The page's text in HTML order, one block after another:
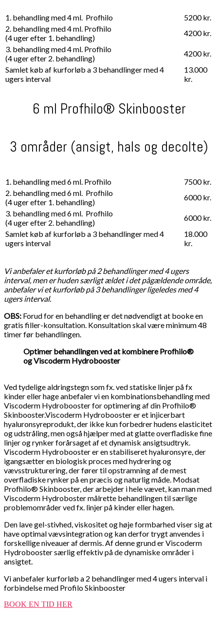
1. behandling med 4 ml. Profhilo
5200 kr.
2. behandling med 4 ml. ​Profhilo
(4 uger efter 1. behandling)
4200 kr.
3. behandling med 4 ml. ​Profhilo
(4 uger efter 2. behandling)
4200 kr.
Samlet køb af kurforløb a 3 behandlinger med 4
ugers interval
13.000
kr.
6 ml Profhilo® Skinbooster
3 områder (ansigt, hals og decolte)
1. behandling med 6 ml. Profhilo
7500 kr.
2. behandling med 6 ml. ​Profhilo
(4 uger efter 1. behandling)
6000 kr.
3. behandling med 6 ml. ​Profhilo
(4 uger efter 2. behandling)
6000 kr.
Samlet køb af kurforløb a 3 behandlinger med 4
ugers interval
18.000
kr.
Vi anbefaler et kurforløb på 2 behandlinger med 4 ugers
interval, men er huden særligt ældet​ i det pågældende område,
anbefaler vi et kurforløb på 3 behandlinger ligeledes med 4
ugers interval.
OBS: Forud for en behandling er det nødvendigt at booke en
gratis filler-konsultation. Konsultation skal være minimum 48
timer før behandlingen.​
Optimer behandlingen ved at kombinere Profhilo®
og Viscoderm Hydrobooster
Ved tydelige aldringstegn som fx. ved statiske linjer på fx
kinder eller hage anbefaler vi en kombinationsbehandling med
Viscoderm Hydrobooster for optimering af din Profhilo®
Skinbooster.Viscoderm Hydrobooster er et injicerbart
hyaluronsyreprodukt, der ikke kun forbedrer hudens elasticitet
og udstråling, men også hjælper med at glatte overfladiske fine
linjer og rynker forårsaget af et dynamisk ansigtsudtryk.
Viscoderm Hydrobooster er en stabiliseret hyaluronsyre, der
igangsætter en biologisk proces med hydrering og
vævsstrukturering, der fører til opstramning af de mest
overfladiske rynker på en præcis og naturlig måde. Modsat
Profhilo® Skinbooster, der arbejder i hele vævet, kan man med
Viscoderm Hydroboster målrette behandlingen til særlige
problemområder ved fx. linjer på kinder eller hagen.
Den lave gel-stivhed, viskositet og høje formbarhed viser sig at
have optimal vævsintegration og kan derfor trygt anvendes i
forskellige niveauer af dermis. Af denne grund er Viscoderm
Hydrobooster særlig effektiv på de dynamiske områder i
ansigtet.
Vi anbefaler kurforløb a 2 behandlinger med 4 ugers interval i
forbindelse med Profilo Skinbooster
BOOK EN TID HER